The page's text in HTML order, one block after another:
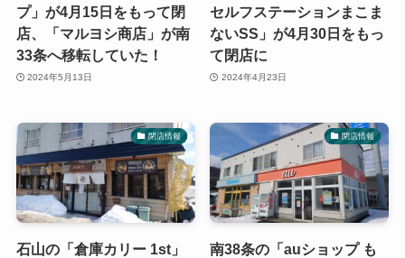
プ」が4月15日をもって閉
店、「マルヨシ商店」が南
33条へ移転していた！
2024年5月13日
セルフステーションまこま
ないSS」が4月30日をもっ
て閉店に
2024年4月23日
閉店情報
石山の「倉庫カリー 1st」
閉店情報
南38条の「auショップ も